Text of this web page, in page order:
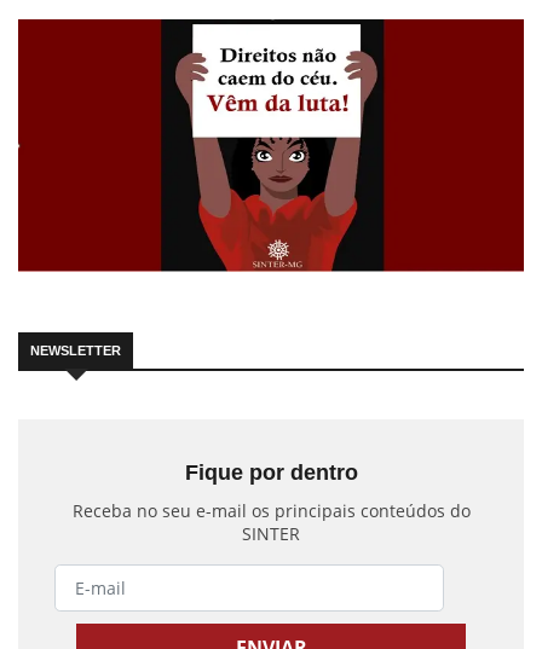
NEWSLETTER
Fique por dentro
Receba no seu e-mail os principais conteúdos do
SINTER